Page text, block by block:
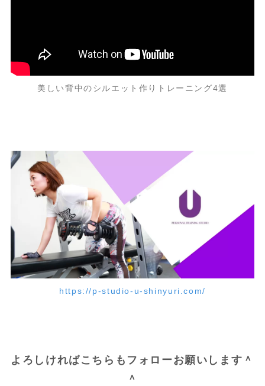
美しい背中のシルエット作りトレーニング4選
https://p-studio-u-shinyuri.com/
よろしければこちらもフォローお願いします＾
＾